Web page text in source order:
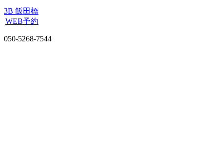
3B 飯田橋
WEB予約
050-5268-7544